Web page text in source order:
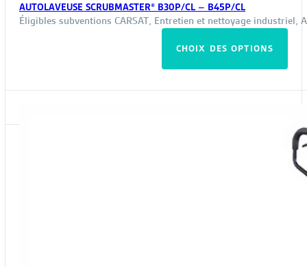
AUTOLAVEUSE SCRUBMASTER® B30P/CL – B45P/CL
Éligibles subventions CARSAT, Entretien et nettoyage industriel,
CHOIX DES OPTIONS
a
Les